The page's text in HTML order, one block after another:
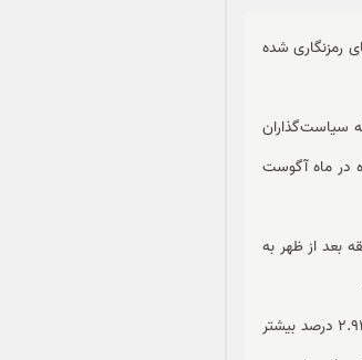
اخیر است، بزرگترین ارزهای رمزنگاری شده
از سوی فدرال رزرو در 18 سپتامبر، زمانی که سیاست‌گذاران
در ماه آگوست
قیمت به 60هزار و 12 دلار، بیت‌کوین 3.05 درصد افزایش یافت و در ساعت سه و 46 دقیقه بعد از ظهر به
مجموع ارزش بازار جهانی ارزهای دیجیتال در حال حاضر 2.1 تریلیون دلار برآورد می‌شود که این رقم نسبت به روز قبل 2.93 درصد بیشتر